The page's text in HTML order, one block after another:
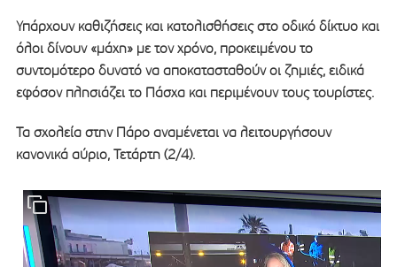
Υπάρχουν καθιζήσεις και κατολισθήσεις στο οδικό δίκτυο και
όλοι δίνουν «μάχη» με τον χρόνο, προκειμένου το
συντομότερο δυνατό να αποκατασταθούν οι ζημιές, ειδικά
εφόσον πλησιάζει το Πάσχα και περιμένουν τους τουρίστες.
Τα σχολεία στην Πάρο αναμένεται να λειτουργήσουν
κανονικά αύριο, Τετάρτη (2/4).